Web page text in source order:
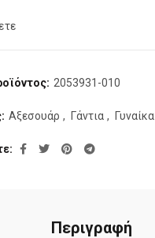
2053931-010
Αξεσουάρ , Γάντια , Γυναίκα
Περιγραφή